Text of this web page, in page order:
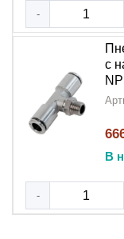
-
с
В
-